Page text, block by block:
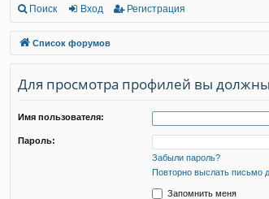
с
ы
лк
и
Поиск Вход Регистрация
Список форумов
Для просмотра профилей вы
Имя пользователя:
Пароль:
Забыли пароль?
Повторно выслать письмо
Запомнить меня